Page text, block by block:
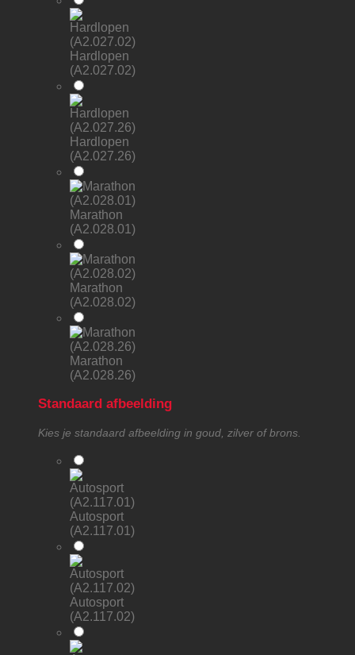
Hardlopen
(A2.027.02)
Hardlopen
(A2.027.26)
Marathon
(A2.028.01)
Marathon
(A2.028.02)
Marathon
(A2.028.26)
Standaard afbeelding
Kies je standaard afbeelding in goud, zilver of brons.
Autosport
(A2.117.01)
Autosport
(A2.117.02)